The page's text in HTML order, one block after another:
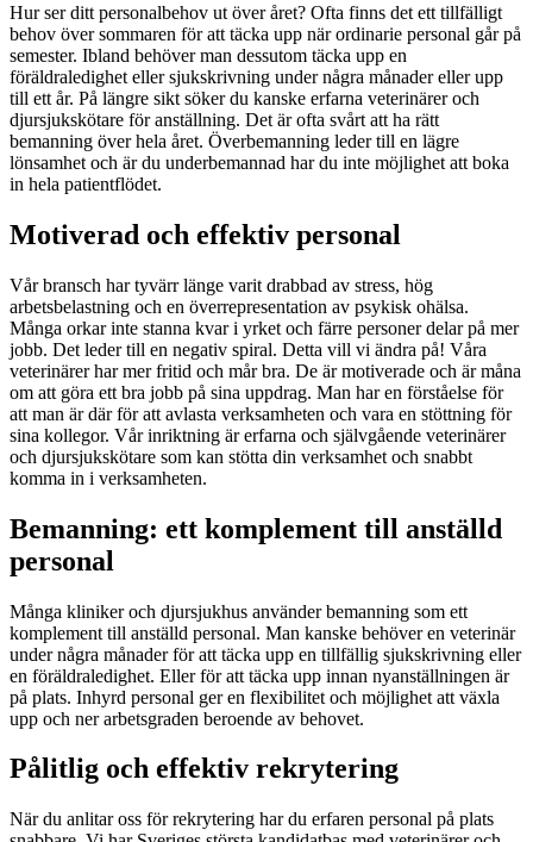
Hur ser ditt personalbehov ut över året? Ofta finns det ett tillfälligt
behov över sommaren för att täcka upp när ordinarie personal går på
semester. Ibland behöver man dessutom täcka upp en
föräldraledighet eller sjukskrivning under några månader eller upp
till ett år. På längre sikt söker du kanske erfarna veterinärer och
djursjukskötare för anställning. Det är ofta svårt att ha rätt
bemanning över hela året. Överbemanning leder till en lägre
lönsamhet och är du underbemannad har du inte möjlighet att boka
in hela patientflödet.
Motiverad och effektiv personal
Vår bransch har tyvärr länge varit drabbad av stress, hög
arbetsbelastning och en överrepresentation av psykisk ohälsa.
Många orkar inte stanna kvar i yrket och färre personer delar på mer
jobb. Det leder till en negativ spiral. Detta vill vi ändra på! Våra
veterinärer har mer fritid och mår bra. De är motiverade och är måna
om att göra ett bra jobb på sina uppdrag. Man har en förståelse för
att man är där för att avlasta verksamheten och vara en stöttning för
sina kollegor. Vår inriktning är erfarna och självgående veterinärer
och djursjukskötare som kan stötta din verksamhet och snabbt
komma in i verksamheten.
Bemanning: ett komplement till anställd
personal
Många kliniker och djursjukhus använder bemanning som ett
komplement till anställd personal. Man kanske behöver en veterinär
under några månader för att täcka upp en tillfällig sjukskrivning eller
en föräldraledighet. Eller för att täcka upp innan nyanställningen är
på plats. Inhyrd personal ger en flexibilitet och möjlighet att växla
upp och ner arbetsgraden beroende av behovet.
Pålitlig och effektiv rekrytering
När du anlitar oss för rekrytering har du erfaren personal på plats